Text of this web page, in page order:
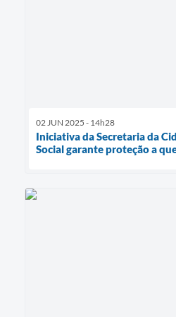
02 JUN 2025 - 14h28
Iniciativa da Secretaria da
Social garante proteção a